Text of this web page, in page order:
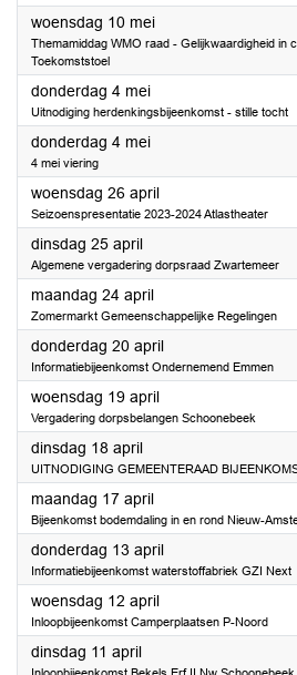
woensdag 10 mei2023
Themamiddag WMO raad - Gelijkwaardigheid in
Toekomststoel
donderdag 4 mei2023
Uitnodiging herdenkingsbijeenkomst - stille tocht
donderdag 4 mei2023
4 mei viering
woensdag 26 april2023
Seizoenspresentatie 2023-2024 Atlastheater
dinsdag 25 april2023
Algemene vergadering dorpsraad Zwartemeer
maandag 24 april2023
Zomermarkt Gemeenschappelijke Regelingen
donderdag 20 april2023
Informatiebijeenkomst Ondernemend Emmen
woensdag 19 april2023
Vergadering dorpsbelangen Schoonebeek
dinsdag 18 april2023
UITNODIGING GEMEENTERAAD
maandag 17 april2023
Bijeenkomst bodemdaling in en rond Nieuw-
donderdag 13 april2023
Informatiebijeenkomst waterstoffabriek GZI Next
woensdag 12 april2023
Inloopbijeenkomst Camperplaatsen P-Noord
dinsdag 11 april2023